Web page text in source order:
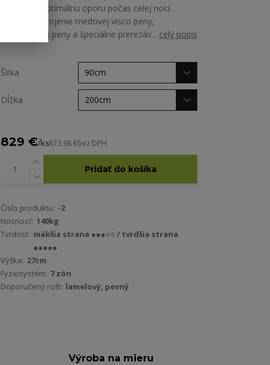
zabezpečí optimálnu oporu počas celej noci.
Jedinečné spojenie medovej visco peny,
levanduľovej peny a špeciálne prerezáv... celý popis
Šírka
Dĺžka
829 €/ks673,98 €bez DPH
Pridať do košíka
Číslo produktu: -2
Nosnosť: 140kg
Tvrdosť: mäkšia strana ●●●○○ / tvrdšia strana
●●●●●
Výška: 27cm
Fyziosystém: 7 zón
Doporučený rošt: lamelový, pevný
Výroba na mieru